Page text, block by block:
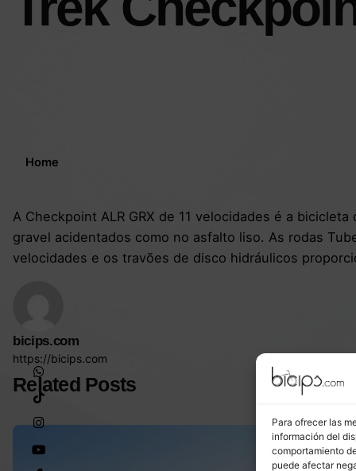
Para ofrecer las
información del
comportamiento
puede afectar
Home
A Checkpoint ALR GRX de 11 velocidades é a
gravel acidentados como no asfalto liso. As rodas
velocidades e os travões de disco hidráulicos
bicips.com
https://bicips.com
Related Posts